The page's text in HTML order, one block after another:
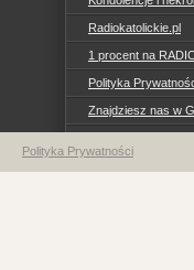
Radiokatolickie.pl
1 procent na
Polityka
Znajdziesz nas w
Polityka Prywatności